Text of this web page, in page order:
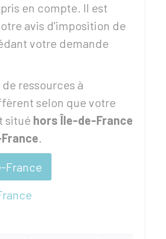
en compte. Il est
avis d'imposition de
votre demande
ressources à
selon que votre
situé hors Île-de-France
.
France